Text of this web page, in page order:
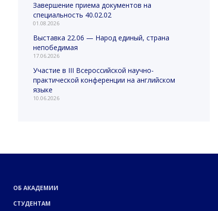
Завершение приема документов на
специальность 40.02.02
01.08.2026
Выставка 22.06 — Народ единый, страна
непобедимая
17.06.2026
Участие в III Всероссийской научно-
практической конференции на английском
языке
10.06.2026
ОБ АКАДЕМИИ
СТУДЕНТАМ